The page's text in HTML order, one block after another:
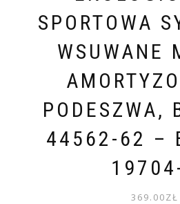
SPORTOWA
WSUWANE
PODESZWA,
44562-62 –
369.00ZŁ